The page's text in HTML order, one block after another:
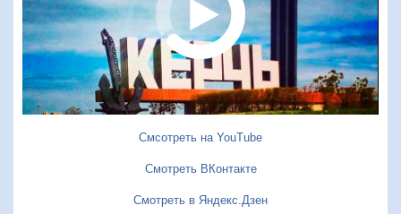
Смсотреть на YouTube
Смотреть ВКонтакте
Смотреть в Яндекс.Дзен